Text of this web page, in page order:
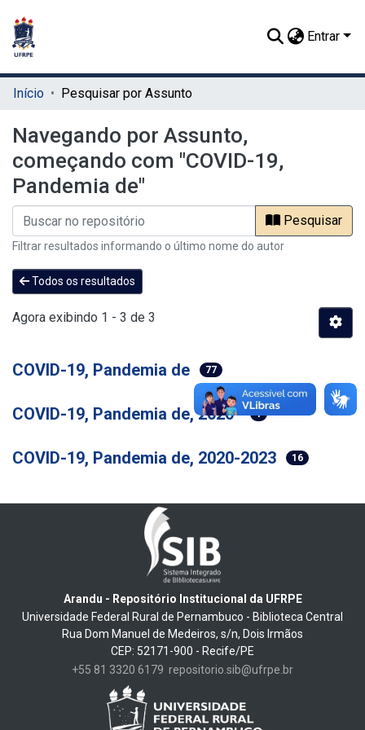
Entrar
Início Pesquisar por Assunto
Navegando por Assunto,
começando com "COVID-19,
Pandemia de"
Pesquisar
Filtrar resultados informando o último nome do autor
Todos os resultados
Agora exibindo 1 - 3 de 3
COVID-19, Pandemia de 77
COVID-19, Pandemia de, 2020- 1
COVID-19, Pandemia de, 2020-2023 16
Arandu - Repositório Institucional da UFRPE
Universidade Federal Rural de Pernambuco - Biblioteca Central
Rua Dom Manuel de Medeiros, s/n, Dois Irmãos
CEP: 52171-900 - Recife/PE
+55 81 3320 6179 repositorio.sib@ufrpe.br